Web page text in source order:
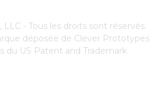
- Tous les droits sont réservés.
déposée de Clever Prototypes
du US Patent and Trademark